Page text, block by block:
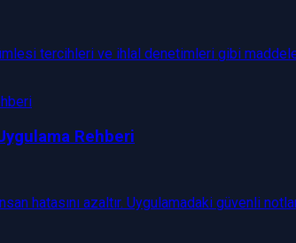
tercihleri ve ihlal denetimleri gibi
Rehberi
hatasını azaltır. Uygulamadaki güvenli